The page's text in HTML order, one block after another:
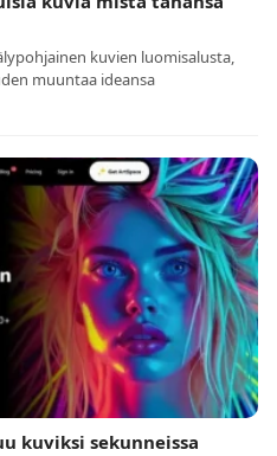
kuvien luomisalusta,
muuntaa ideansa
kuviksi sekunneissa